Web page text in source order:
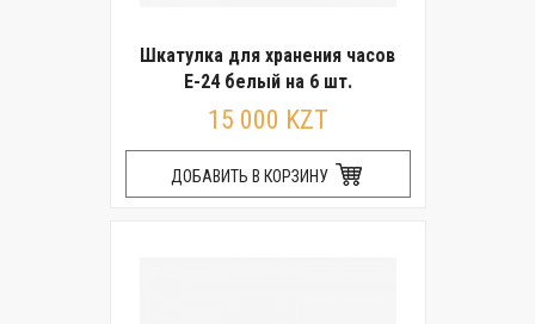
Шкатулка для хранения часов
E-24 белый на 6 шт.
15 000 KZT
ДОБАВИТЬ В КОРЗИНУ